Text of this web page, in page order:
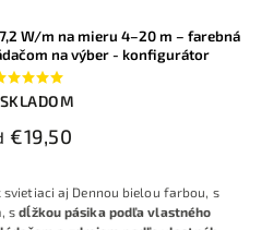
7,2 W/m na mieru 4–20 m – farebná
na výber - konfigurátor
€19,50
svietiaci aj Dennou bielou farbou, s
sdĺžkou pásika podľa vlastného